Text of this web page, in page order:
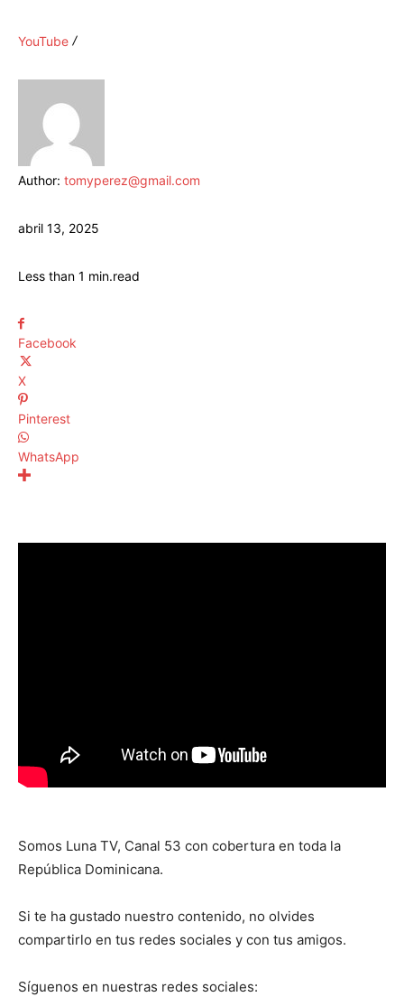
YouTube
Author: tomyperez@gmail.com
abril 13, 2025
Less than 1 min.read
Facebook
X
Pinterest
WhatsApp
Somos Luna TV, Canal 53 con cobertura en toda la
República Dominicana.
Si te ha gustado nuestro contenido, no olvides
compartirlo en tus redes sociales y con tus amigos.
Síguenos en nuestras redes sociales: